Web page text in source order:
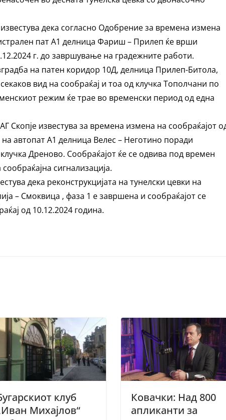
дека согласно Одобрение за времена измена
пат А1 делница Фариш – Прилеп ќе врши
г. до завршување на градежните работи.
на патен коридор 10Д, делница Прилеп-Битола,
вид на сообраќај и тоа од клучка Тополчани по
режим ќе трае во временски период од една
Скопје известува за времена измена на сообраќајот
автопат А1 делница Велес – Неготино поради
Дреново. Сообраќајот ќе се одвива под времен
сигнализација.
дека реконструкцијата на тунелски цевки на
– Смоквица , фаза 1 е завршена и сообраќајот се
од 10.12.2024 година.
клуб
Михајлов“
Ковачки: Над 800
апликанти за